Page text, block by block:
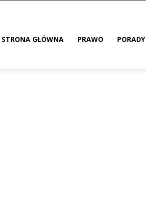
STRONA GŁÓWNA PRAWO PORADY